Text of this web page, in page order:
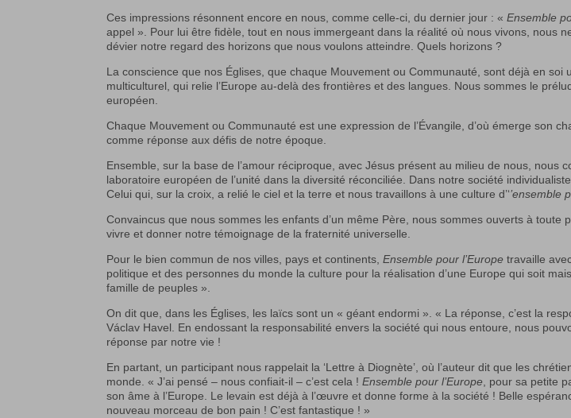
Ces impressions résonnent encore en nous, comme celle-ci, du dernier jour : «Ensemble
appel ». Pour lui être fidèle, tout en nous immergeant dans la réalité où nous vivons, nous
dévier notre regard des horizons que nous voulons atteindre. Quels horizons ?
La conscience que nos Églises, que chaque Mouvement ou Communauté, sont déjà en soi
multiculturel, qui relie l’Europe au-delà des frontières et des langues. Nous sommes le
européen.
Chaque Mouvement ou Communauté est une expression de l’Évangile, d’où émerge son
comme réponse aux défis de notre époque.
Ensemble, sur la base de l’amour réciproque, avec Jésus présent au milieu de nous, nous
laboratoire européen de l’unité dans la diversité réconciliée. Dans notre société
Celui qui, sur la croix, a relié le ciel et la terre et nous travaillons à une culture d’‘’ensemble
Convaincus que nous sommes les enfants d’un même Père, nous sommes ouverts à toute
vivre et donner notre témoignage de la fraternité universelle.
Pour le bien commun de nos villes, pays et continents,Ensemble pour l’Europe travaille
politique et des personnes du monde la culture pour la réalisation d’une Europe qui soit
famille de peuples ».
On dit que, dans les Églises, les laïcs sont un « géant endormi ». « La réponse, c’est la
Václav Havel. En endossant la responsabilité envers la société qui nous entoure, nous
réponse par notre vie !
En partant, un participant nous rappelait la ‘Lettre à Diognète’, où l’auteur dit que les
monde. « J’ai pensé – nous confiait-il – c’est cela !Ensemble pour l’Europe , pour sa petite
son âme à l’Europe. Le levain est déjà à l’œuvre et donne forme à la société ! Belle
nouveau morceau de bon pain ! C’est fantastique ! »